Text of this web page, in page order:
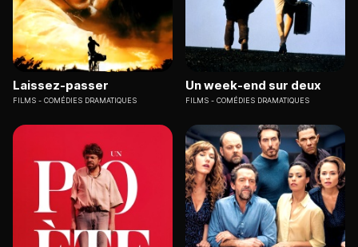
Laissez-passer
FILMS COMÉDIES DRAMATIQUES
Un week-end sur deux
FILMS COMÉDIES DRAMATIQUES